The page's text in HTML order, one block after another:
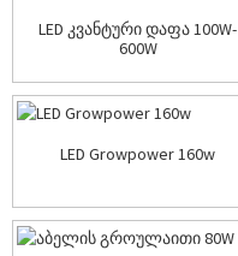
LED კვანტური დაფა 100W-
600W
LED Growpower 160w